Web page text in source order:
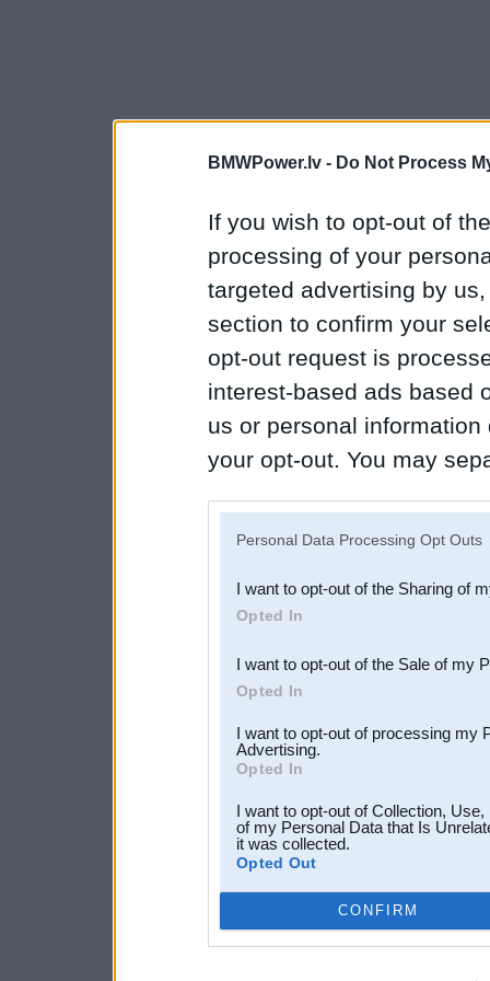
BMWPower.lv - Do Not Process
If you wish to opt-out of
processing of your
targeted advertising by
section to confirm your
opt-out request is
interest-based ads based
us or personal
your opt-out. You may
Downstream Participants
third parties.
Personal Data Processing Opt Outs
I want to opt-out of the Sharing of
Opted In
I want to opt-out of the Sale of my
Opted In
I want to opt-out of processing my
Advertising.
Opted In
I want to opt-out of Collection,
of my Personal Data that Is
it was collected.
Opted Out
CONFIRM